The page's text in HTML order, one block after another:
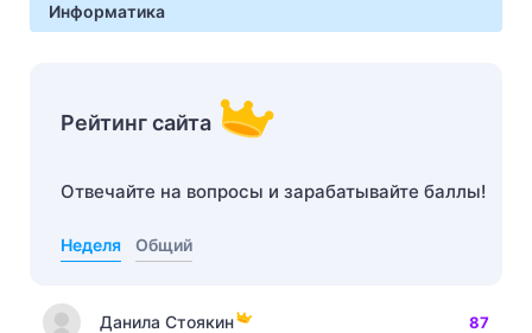
Информатика
Рейтинг сайта
Отвечайте на вопросы и зарабатывайте баллы!
Неделя Общий
Данила Стоякин 87